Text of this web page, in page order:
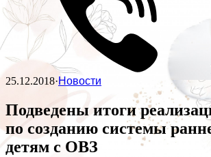
25.12.2018·Новости
Подведены итоги
по созданию системы
детям с ОВЗ